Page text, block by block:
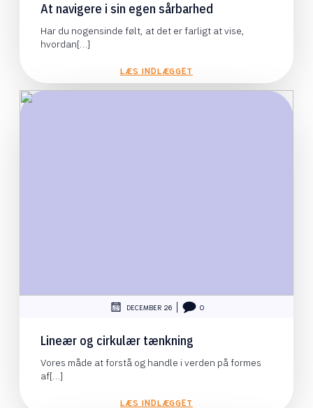
At navigere i sin egen sårbarhed
Har du nogensinde følt, at det er farligt at vise,
hvordan[…]
LÆS INDLÆGGET
DECEMBER 26 0
Lineær og cirkulær tænkning
Vores måde at forstå og handle i verden på formes
af[…]
LÆS INDLÆGGET